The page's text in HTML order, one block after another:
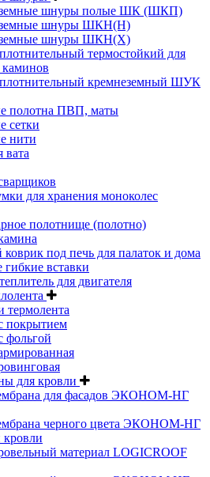
шнуры полые ШК (ШКП)
шнуры ШКН(Н)
шнуры ШКН(Х)
термостойкий для
кремнеземный ШУК
полотна ПВП, маты
сетки
нити
вата
для хранения моноколес
полотнище (полотно)
под печь для палаток и дома
гибкие вставки
для двигателя
термолента
покрытием
фольгой
для кровли
для фасадов ЭКОНОМ-НГ
черного цвета ЭКОНОМ-НГ
кровли
материал LOGICROOF